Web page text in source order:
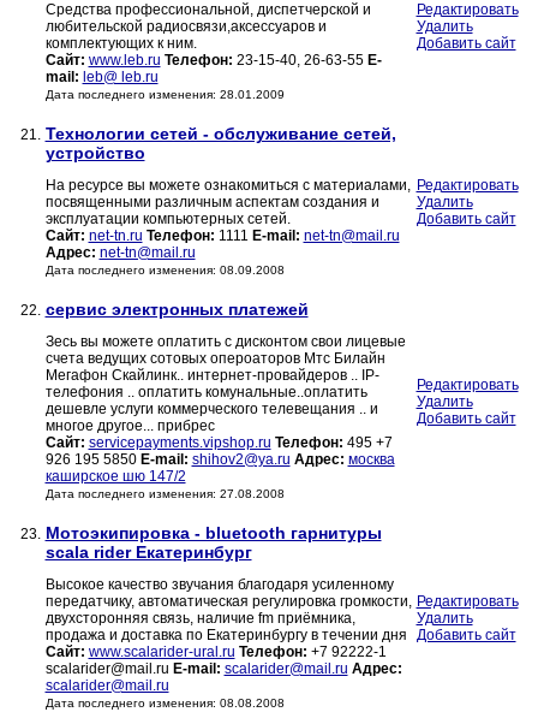
Средства профессиональной, диспетчерской и
любительской радиосвязи,аксессуаров и
комплектующих к ним.
Сайт: www.leb.ru Телефон: 23-15-40, 26-63-55 E-
mail: leb@ leb.ru
Дата последнего изменения: 28.01.2009
Редактировать
Удалить
Добавить сайт
21. Технологии сетей - обслуживание сетей,
устройство
На ресурсе вы можете ознакомиться с материалами,
посвященными различным аспектам создания и
эксплуатации компьютерных сетей.
Сайт: net-tn.ru Телефон: 1111 E-mail: net-tn@mail.ru
Адрес: net-tn@mail.ru
Дата последнего изменения: 08.09.2008
Редактировать
Удалить
Добавить сайт
22. сервис электронных платежей
Зесь вы можете оплатить с дисконтом свои лицевые
счета ведущих сотовых опероаторов Мтс Билайн
Мегафон Скайлинк.. интернет-провайдеров .. IP-
телефония .. оплатить комунальные..оплатить
дешевле услуги коммерческого телевещания .. и
многое другое... прибрес
Сайт: servicepayments.vipshop.ru Телефон: 495 +7
926 195 5850 E-mail: shihov2@ya.ru Адрес: москва
каширское шю 147/2
Дата последнего изменения: 27.08.2008
Редактировать
Удалить
Добавить сайт
23. Мотоэкипировка - bluetooth гарнитуры
scala rider Екатеринбург
Высокое качество звучания благодаря усиленному
передатчику, автоматическая регулировка громкости,
двухсторонняя связь, наличие fm приёмника,
продажа и доставка по Екатеринбургу в течении дня
Сайт: www.scalarider-ural.ru Телефон: +7 92222-1
scalarider@mail.ru E-mail: scalarider@mail.ru Адрес:
scalarider@mail.ru
Дата последнего изменения: 08.08.2008
Редактировать
Удалить
Добавить сайт